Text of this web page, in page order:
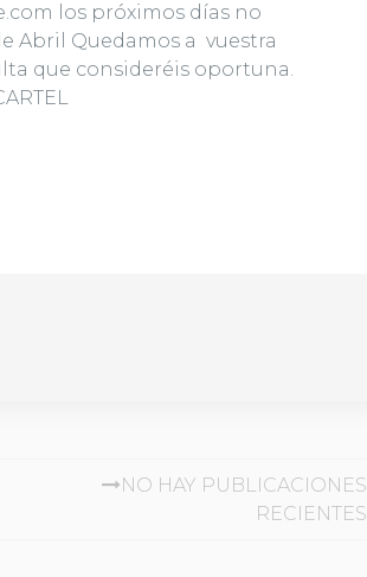
los próximos días no
de Abril Quedamos a vuestra
que consideréis oportuna.
NO HAY PUBLICACIONES
RECIENTES